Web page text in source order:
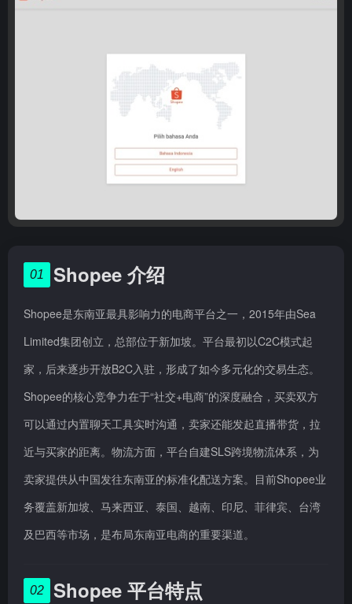
01 Shopee 介绍
Shopee是东南亚最具影响力的电商平台之一，2015年由Sea
Limited集团创立，总部位于新加坡。平台最初以C2C模式起
家，后来逐步开放B2C入驻，形成了如今多元化的交易生态。
Shopee的核心竞争力在于“社交+电商”的深度融合，买卖双方
可以通过内置聊天工具实时沟通，卖家还能发起直播带货，拉
近与买家的距离。物流方面，平台自建SLS跨境物流体系，为
卖家提供从中国发往东南亚的标准化配送方案。目前Shopee业
务覆盖新加坡、马来西亚、泰国、越南、印尼、菲律宾、台湾
及巴西等市场，是布局东南亚电商的重要渠道。
02 Shopee 平台特点